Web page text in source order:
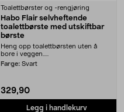
Toalettbørster og -rengjøring
Habo Flair selvheftende
toalettbørste med utskiftbar
børste
Heng opp toalettbørsten uten å
bore i veggen.....
Farge: Svart
329,90
Legg i handlekurv